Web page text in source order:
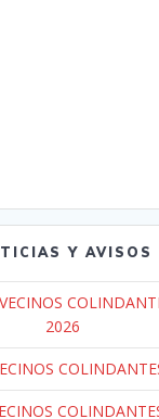
Y AVISOS
2026